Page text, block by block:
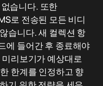
습니다. 또한
로 전송된 모든 비디
습니다. 새 컬렉션 항
에 들어간 후 종료해야
리보기가 예상대로
한계를 인정하고 향